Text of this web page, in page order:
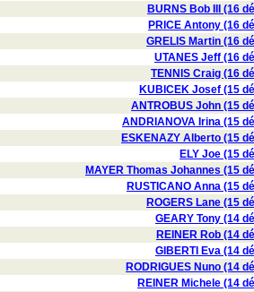
BURNS Bob III (16
PRICE Antony (16
GRELIS Martin (16
UTANES Jeff (16
TENNIS Craig (16
KUBICEK Josef (15
ANTROBUS John (15
ANDRIANOVA Irina (15
ESKENAZY Alberto (15
ELY Joe (15
MAYER Thomas Johannes (15
RUSTICANO Anna (15
ROGERS Lane (15
GEARY Tony (14
REINER Rob (14
GIBERTI Eva (14
RODRIGUES Nuno (14
REINER Michele (14